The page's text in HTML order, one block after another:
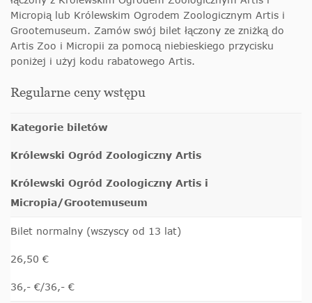
Micropią lub Królewskim Ogrodem Zoologicznym Artis i
Grootemuseum. Zamów swój bilet łączony ze zniżką do
Artis Zoo i Micropii za pomocą niebieskiego przycisku
poniżej i użyj kodu rabatowego Artis.
Regularne ceny wstępu
Kategorie biletów
Królewski Ogród Zoologiczny Artis
Królewski Ogród Zoologiczny Artis i
Micropia/Grootemuseum
Bilet normalny (wszyscy od 13 lat)
26,50 €
36,- €/36,- €